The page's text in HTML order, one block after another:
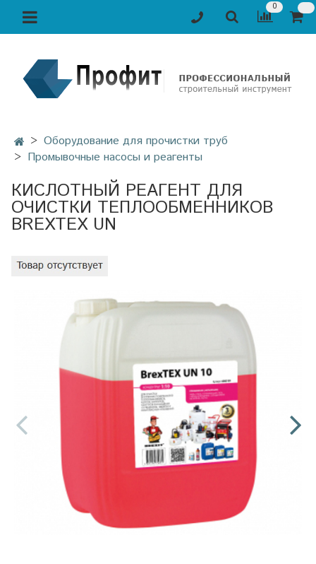
0
Оборудование для прочистки труб
Промывочные насосы и реагенты
КИСЛОТНЫЙ РЕАГЕНТ ДЛЯ
ОЧИСТКИ ТЕПЛООБМЕННИКОВ
BREXTEX UN